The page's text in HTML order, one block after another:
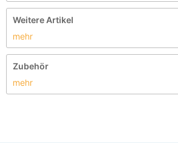
Weitere Artikel
mehr
Zubehör
mehr